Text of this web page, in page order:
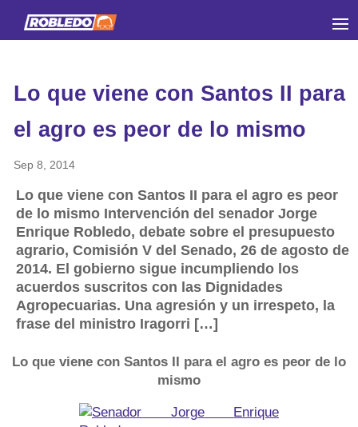
Lo que viene con Santos II para
el agro es peor de lo mismo
Sep 8, 2014
Lo que viene con Santos II para el agro es peor
de lo mismo Intervención del senador Jorge
Enrique Robledo, debate sobre el presupuesto
agrario, Comisión V del Senado, 26 de agosto de
2014. El gobierno sigue incumpliendo los
acuerdos suscritos con las Dignidades
Agropecuarias. Una agresión y un irrespeto, la
frase del ministro Iragorri […]
Lo que viene con Santos II para el agro es peor de lo
mismo